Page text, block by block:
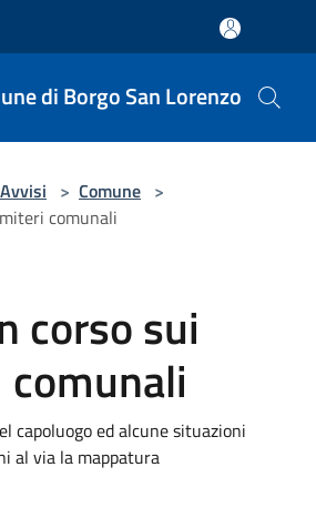
di Borgo San Lorenzo
Avvisi > Comune >
comunali
corso sui
capoluogo ed alcune situazioni
al via la mappatura